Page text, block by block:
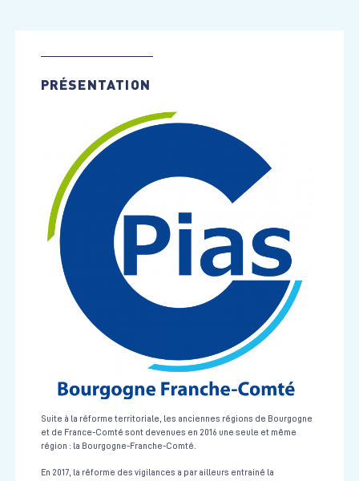
PRÉSENTATION
Suite à la réforme territoriale, les anciennes régions de Bourgogne
et de France-Comté sont devenues en 2016 une seule et même
région : la Bourgogne-Franche-Comté.
En 2017, la réforme des vigilances a par ailleurs entrainé la